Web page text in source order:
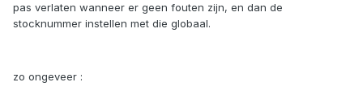
pas verlaten wanneer er geen fouten zijn, en dan de
stocknummer instellen met die globaal.
zo ongeveer :